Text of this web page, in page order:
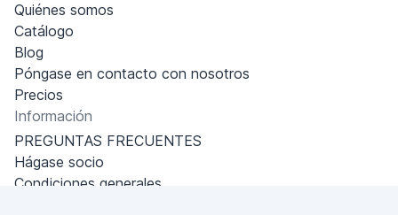
Quiénes somos
Catálogo
Blog
Póngase en contacto con nosotros
Precios
Información
PREGUNTAS FRECUENTES
Hágase socio
Condiciones generales